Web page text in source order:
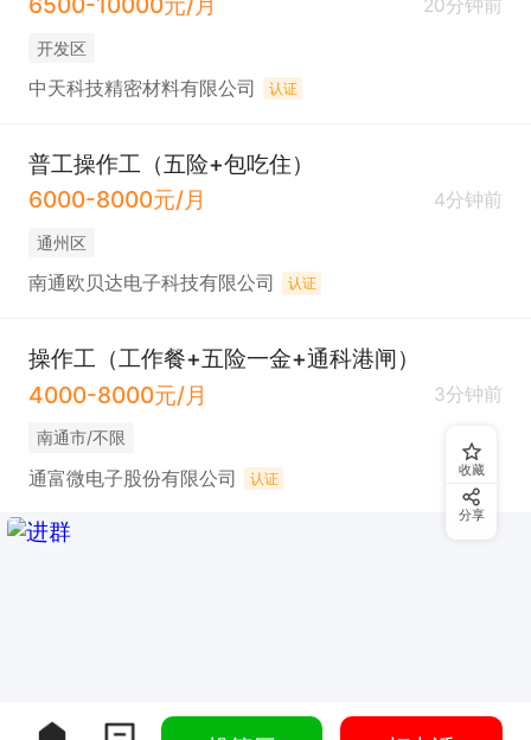
20分钟前
开发区
中天科技精密材料有限公司 认证
普工操作工（五险+包吃住）
6000-8000元/月
4分钟前
通州区
南通欧贝达电子科技有限公司 认证
操作工（工作餐+五险一金+通科港闸）
4000-8000元/月
3分钟前
南通市/不限
通富微电子股份有限公司 认证 收藏
分享